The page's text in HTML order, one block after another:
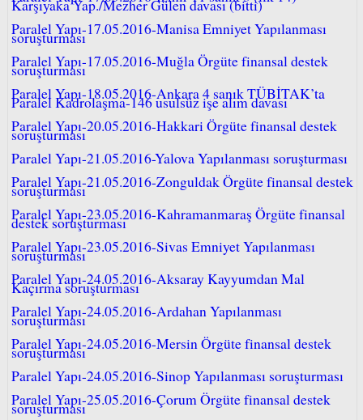
Karşıyaka Yap./Mezher Gülen davası (bitti)
Paralel Yapı-17.05.2016-Manisa Emniyet Yapılanması
soruşturması
Paralel Yapı-17.05.2016-Muğla Örgüte finansal destek
soruşturması
Paralel Yapı-18.05.2016-Ankara 4 sanık TÜBİTAK’ta
Paralel Kadrolaşma-146 usulsüz işe alım davası
Paralel Yapı-20.05.2016-Hakkari Örgüte finansal destek
soruşturması
Paralel Yapı-21.05.2016-Yalova Yapılanması soruşturması
Paralel Yapı-21.05.2016-Zonguldak Örgüte finansal destek
soruşturması
Paralel Yapı-23.05.2016-Kahramanmaraş Örgüte finansal
destek soruşturması
Paralel Yapı-23.05.2016-Sivas Emniyet Yapılanması
soruşturması
Paralel Yapı-24.05.2016-Aksaray Kayyumdan Mal
Kaçırma soruşturması
Paralel Yapı-24.05.2016-Ardahan Yapılanması
soruşturması
Paralel Yapı-24.05.2016-Mersin Örgüte finansal destek
soruşturması
Paralel Yapı-24.05.2016-Sinop Yapılanması soruşturması
Paralel Yapı-25.05.2016-Çorum Örgüte finansal destek
soruşturması